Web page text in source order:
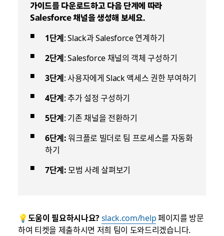
가이드를 다운로드하고 다음 단계에 따라
Salesforce 채널을 생성해 보세요.
1단계: Slack과 Salesforce 연계하기
2단계: Salesforce 채널의 객체 구성하기
3단계: 사용자에게 Slack 액세스 권한 부여하기
4단계: 추가 설정 구성하기
5단계: 기존 채널을 전환하기
6단계:워크플로 빌더로 팀 프로세스를 자동화
하기
7단계:모범 사례 살펴보기
💡도움이 필요하시나요?slack.com/help페이지를 방문
하여 티켓을 제출하시면 저희 팀이 도와드리겠습니다.